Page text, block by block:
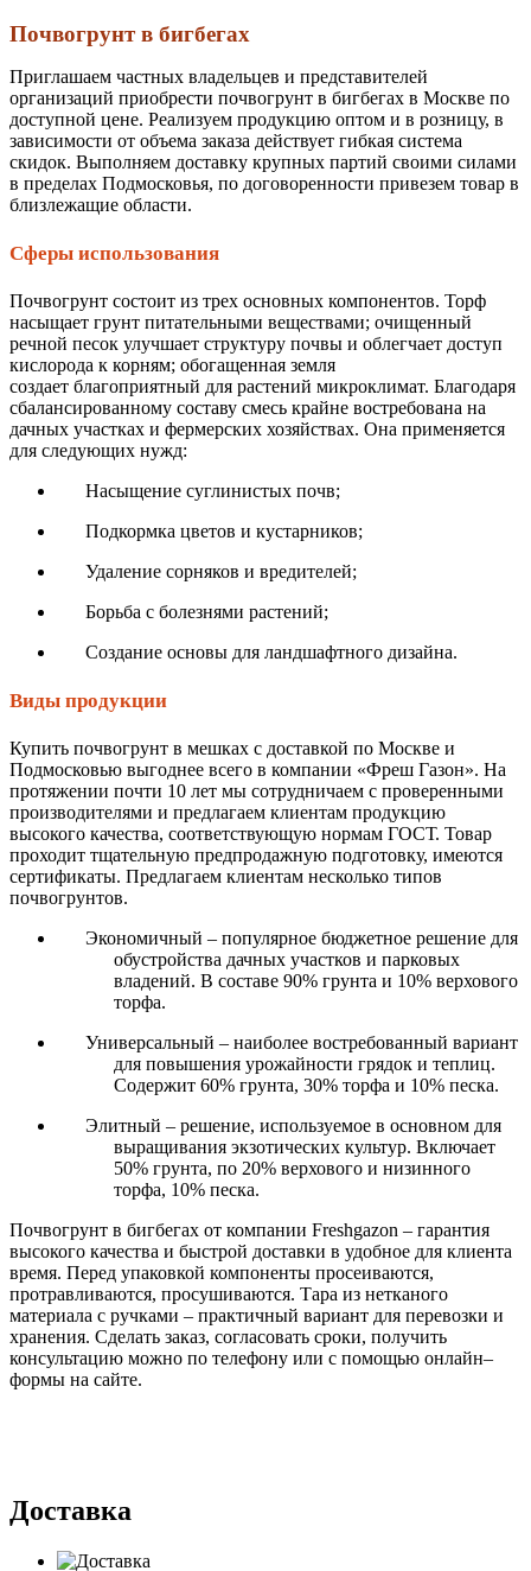
Почвогрунт в бигбегах
Приглашаем частных владельцев и представителей
организаций приобрести почвогрунт в бигбегах в Москве по
доступной цене. Реализуем продукцию оптом и в розницу, в
зависимости от объема заказа действует гибкая система
скидок. Выполняем доставку крупных партий своими силами
в пределах Подмосковья, по договоренности привезем товар в
близлежащие области.
Сферы использования
Почвогрунт состоит из трех основных компонентов. Торф
насыщает грунт питательными веществами; очищенный
речной песок улучшает структуру почвы и облегчает доступ
кислорода к корням; обогащенная земля
создает благоприятный для растений микроклимат. Благодаря
сбалансированному составу смесь крайне востребована на
дачных участках и фермерских хозяйствах. Она применяется
для следующих нужд:
Насыщение суглинистых почв;
Подкормка цветов и кустарников;
Удаление сорняков и вредителей;
Борьба с болезнями растений;
Создание основы для ландшафтного дизайна.
Виды продукции
Купить почвогрунт в мешках с доставкой по Москве и
Подмосковью выгоднее всего в компании «Фреш Газон». На
протяжении почти 10 лет мы сотрудничаем с проверенными
производителями и предлагаем клиентам продукцию
высокого качества, соответствующую нормам ГОСТ. Товар
проходит тщательную предпродажную подготовку, имеются
сертификаты. Предлагаем клиентам несколько типов
почвогрунтов.
Экономичный – популярное бюджетное решение для
обустройства дачных участков и парковых
владений. В составе 90% грунта и 10% верхового
торфа.
Универсальный – наиболее востребованный вариант
для повышения урожайности грядок и теплиц.
Содержит 60% грунта, 30% торфа и 10% песка.
Элитный – решение, используемое в основном для
выращивания экзотических культур. Включает
50% грунта, по 20% верхового и низинного
торфа, 10% песка.
Почвогрунт в бигбегах от компании Freshgazon – гарантия
высокого качества и быстрой доставки в удобное для клиента
время. Перед упаковкой компоненты просеиваются,
протравливаются, просушиваются. Тара из нетканого
материала с ручками – практичный вариант для перевозки и
хранения. Сделать заказ, согласовать сроки, получить
консультацию можно по телефону или с помощью онлайн–
формы на сайте.
Доставка